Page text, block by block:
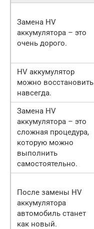
Замена HV
аккумулятора – это
очень дорого.
HV аккумулятор
можно восстановить
навсегда.
Замена HV
аккумулятора – это
сложная процедура,
которую можно
выполнить
самостоятельно.
После замены HV
аккумулятора
автомобиль станет
как новый.